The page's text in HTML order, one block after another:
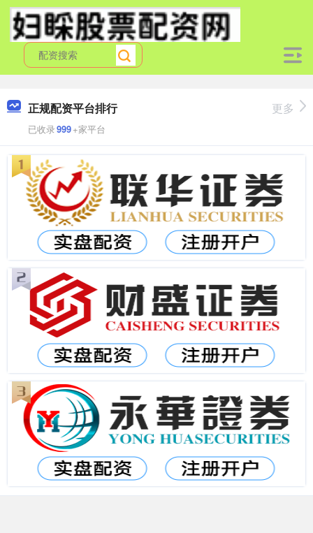
正规配资平台排行
已收录999+家平台
更多